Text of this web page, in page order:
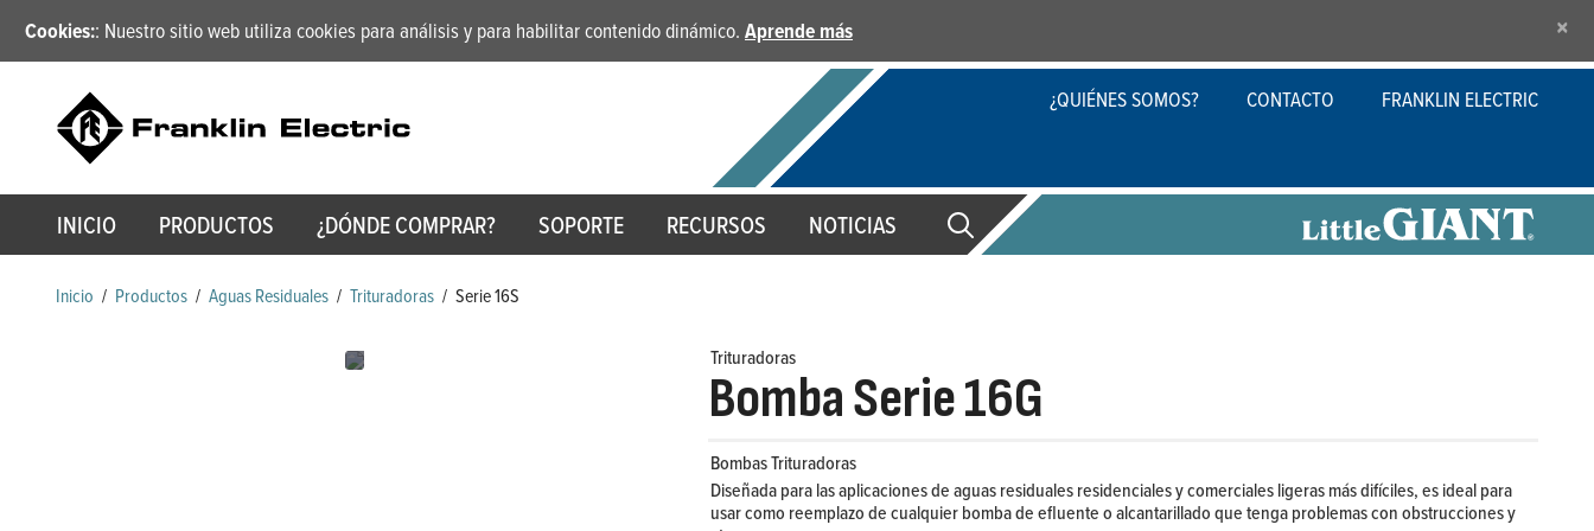
Cookies:: Nuestro sitio web utiliza cookies para análisis y para habilitar contenido dinámico. Aprende más ×
¿QUIÉNES SOMOS? CONTACTO FRANKLIN ELECTRIC
INICIO PRODUCTOS ¿DÓNDE COMPRAR? SOPORTE RECURSOS NOTICIAS
Inicio / Productos / Aguas Residuales / Trituradoras / Serie 16S
Trituradoras
Bomba Serie 16G
Bombas Trituradoras
Diseñada para las aplicaciones de aguas residuales residenciales y comerciales ligeras más difíciles, es ideal para
usar como reemplazo de cualquier bomba de efluente o alcantarillado que tenga problemas con obstrucciones y